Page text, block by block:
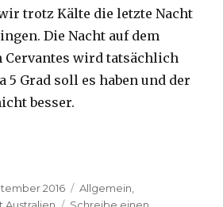
trotz Kälte die letzte Nacht
Die Nacht auf dem
Cervantes wird tatsächlich
5 Grad soll es haben und der
besser.
2016 Kategorien
Allgemein
Australien
Schreibe einen